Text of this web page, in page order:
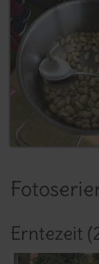
Erntezeit